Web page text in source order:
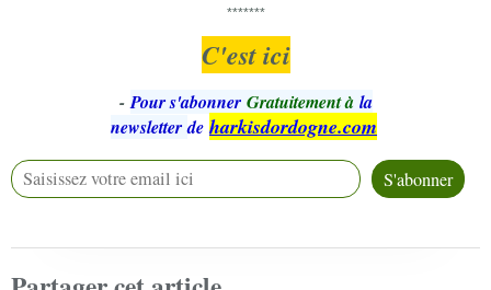
*******
C'est ici
- Pour s'abonner Gratuitement à la
newsletter de harkisdordogne.com